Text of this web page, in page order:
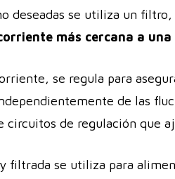
deseadas se utiliza un
más cercana a
se regula para
de las
de regulación que
filtrada se utiliza para